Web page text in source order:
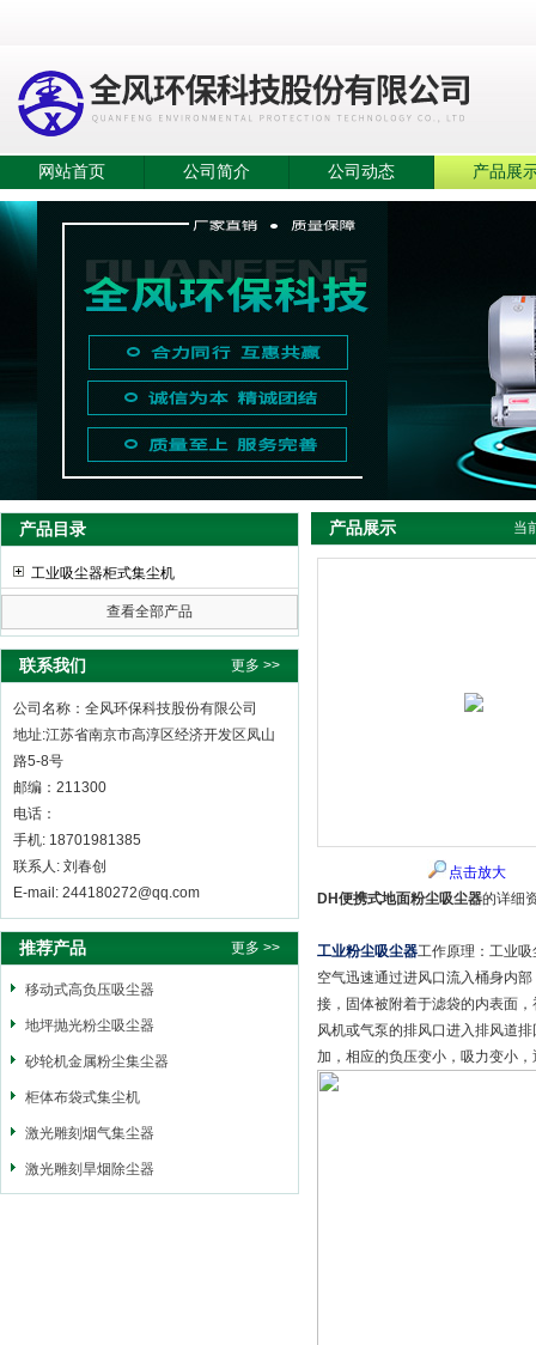
网站首页 公司简介 公司动态 产品展
产品目录
工业吸尘器柜式集尘机
查看全部产品
联系我们 更多 >>
公司名称：全风环保科技股份有限公司
地址:江苏省南京市高淳区经济开发区凤山
路5-8号
邮编：211300
电话：
手机: 18701981385
联系人: 刘春创
E-mail: 244180272@qq.com
推荐产品 更多 >>
移动式高负压吸尘器
地坪抛光粉尘吸尘器
砂轮机金属粉尘集尘器
柜体布袋式集尘机
激光雕刻烟气集尘器
激光雕刻旱烟除尘器
产品展示 当
点击放大
DH便携式地面粉尘吸尘器的详细
工业粉尘吸尘器工作原理：工业
空气迅速通过进风口流入桶身内
接，固体被附着于滤袋的内表面
风机或气泵的排风口进入排风道
加，相应的负压变小，吸力变小